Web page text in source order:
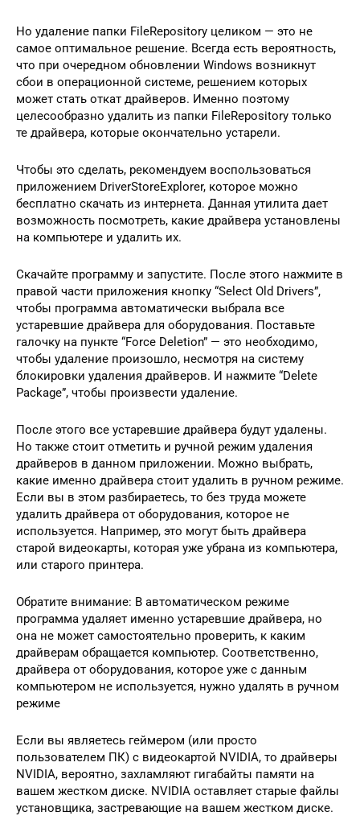
Но удаление папки FileRepository целиком — это не
самое оптимальное решение. Всегда есть вероятность,
что при очередном обновлении Windows возникнут
сбои в операционной системе, решением которых
может стать откат драйверов. Именно поэтому
целесообразно удалить из папки FileRepository только
те драйвера, которые окончательно устарели.
Чтобы это сделать, рекомендуем воспользоваться
приложением DriverStoreExplorer, которое можно
бесплатно скачать из интернета. Данная утилита дает
возможность посмотреть, какие драйвера установлены
на компьютере и удалить их.
Скачайте программу и запустите. После этого нажмите в
правой части приложения кнопку “Select Old Drivers”,
чтобы программа автоматически выбрала все
устаревшие драйвера для оборудования. Поставьте
галочку на пункте “Force Deletion” — это необходимо,
чтобы удаление произошло, несмотря на систему
блокировки удаления драйверов. И нажмите “Delete
Package”, чтобы произвести удаление.
После этого все устаревшие драйвера будут удалены.
Но также стоит отметить и ручной режим удаления
драйверов в данном приложении. Можно выбрать,
какие именно драйвера стоит удалить в ручном режиме.
Если вы в этом разбираетесь, то без труда можете
удалить драйвера от оборудования, которое не
используется. Например, это могут быть драйвера
старой видеокарты, которая уже убрана из компьютера,
или старого принтера.
Обратите внимание: В автоматическом режиме
программа удаляет именно устаревшие драйвера, но
она не может самостоятельно проверить, к каким
драйверам обращается компьютер. Соответственно,
драйвера от оборудования, которое уже с данным
компьютером не используется, нужно удалять в ручном
режиме
Если вы являетесь геймером (или просто
пользователем ПК) с видеокартой NVIDIA, то драйверы
NVIDIA, вероятно, захламляют гигабайты памяти на
вашем жестком диске. NVIDIA оставляет старые файлы
установщика, застревающие на вашем жестком диске.